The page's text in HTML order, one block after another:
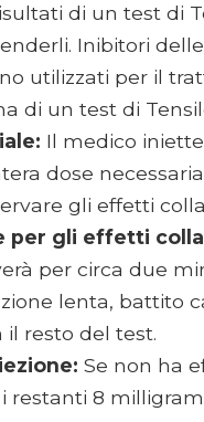
di un test di
Inibitori
utilizzati per il
di un test di
Il medico
dose
gli effetti
per gli effetti
per circa due
lenta, battito
resto del test.
Se non ha
restanti 8